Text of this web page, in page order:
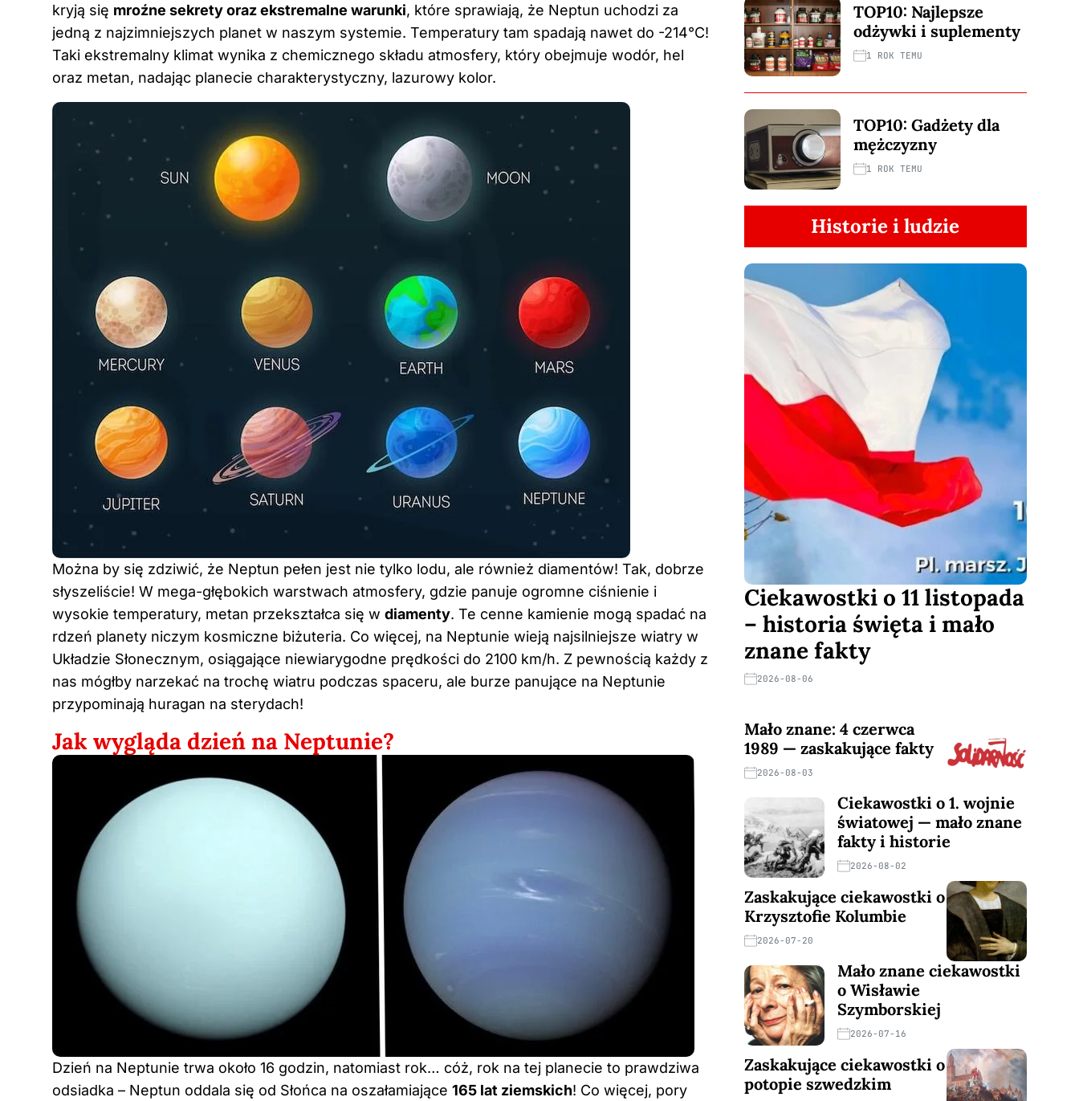
kryją się mroźne sekrety oraz ekstremalne warunki, które sprawiają, że Neptun uchodzi za
jedną z najzimniejszych planet w naszym systemie. Temperatury tam spadają nawet do -214°C!
Taki ekstremalny klimat wynika z chemicznego składu atmosfery, który obejmuje wodór, hel
oraz metan, nadając planecie charakterystyczny, lazurowy kolor.
Można by się zdziwić, że Neptun pełen jest nie tylko lodu, ale również diamentów! Tak, dobrze
słyszeliście! W mega-głębokich warstwach atmosfery, gdzie panuje ogromne ciśnienie i
wysokie temperatury, metan przekształca się w diamenty. Te cenne kamienie mogą spadać na
rdzeń planety niczym kosmiczne biżuteria. Co więcej, na Neptunie wieją najsilniejsze wiatry w
Układzie Słonecznym, osiągające niewiarygodne prędkości do 2100 km/h. Z pewnością każdy z
nas mógłby narzekać na trochę wiatru podczas spaceru, ale burze panujące na Neptunie
przypominają huragan na sterydach!
Jak wygląda dzień na Neptunie?
Dzień na Neptunie trwa około 16 godzin, natomiast rok… cóż, rok na tej planecie to prawdziwa
odsiadka – Neptun oddala się od Słońca na oszałamiające 165 lat ziemskich! Co więcej, pory
TOP10: Najlepsze
odżywki i suplementy
1 ROK TEMU
TOP10: Gadżety dla
mężczyzny
1 ROK TEMU
Historie i ludzie
Ciekawostki o 11 listopada
– historia święta i mało
znane fakty
2026-08-06
Mało znane: 4 czerwca
1989 — zaskakujące fakty
2026-08-03
Ciekawostki o 1. wojnie
światowej — mało znane
fakty i historie
2026-08-02
Zaskakujące ciekawostki o
Krzysztofie Kolumbie
2026-07-20
Mało znane ciekawostki
o Wisławie
Szymborskiej
2026-07-16
Zaskakujące ciekawostki o
potopie szwedzkim